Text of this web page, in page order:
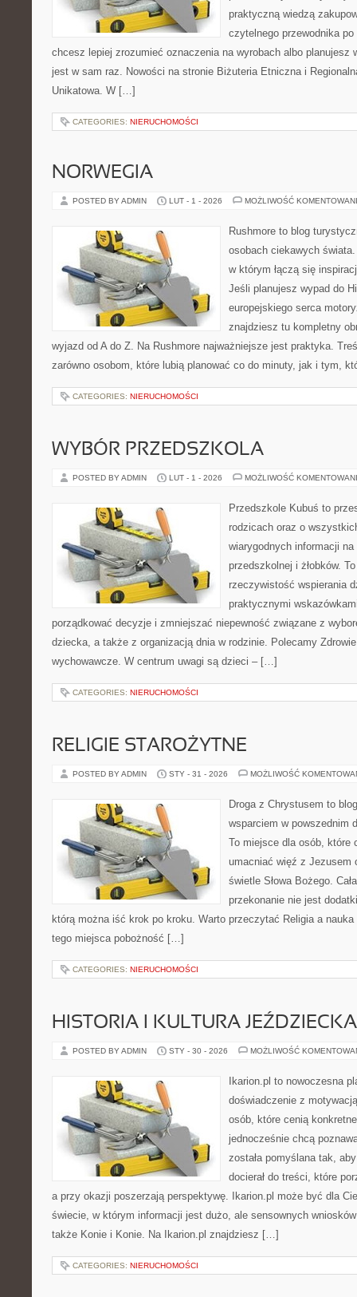
praktyczną wiedzą
czytelnego przewodnika
chcesz lepiej zrozumieć oznaczenia na wyrobach albo planujesz
jest w sam raz. Nowości na stronie Biżuteria Etniczna i
Unikatowa. W […]
CATEGORIES: NIERUCHOMOŚCI
NORWEGIA
POSTED BY ADMIN LUT - 1 - 2026 MOŻLIWOŚĆ
Rushmore to blog
osobach ciekawych
w którym łączą się
Jeśli planujesz wypad do
europejskiego serca
znajdziesz tu kompletny
wyjazd od A do Z. Na Rushmore najważniejsze jest praktyka.
zarówno osobom, które lubią planować co do minuty, jak i tym,
CATEGORIES: NIERUCHOMOŚCI
WYBÓR PRZEDSZKOLA
POSTED BY ADMIN LUT - 1 - 2026 MOŻLIWOŚĆ
Przedszkole Kubuś to
rodzicach oraz o
wiarygodnych informacji
przedszkolnej i żłobków.
rzeczywistość wspierania
praktycznymi
porządkować decyzje i zmniejszać niepewność związane z
dziecka, a także z organizacją dnia w rodzinie. Polecamy
wychowawcze. W centrum uwagi są dzieci – […]
CATEGORIES: NIERUCHOMOŚCI
RELIGIE STAROŻYTNE
POSTED BY ADMIN STY - 31 - 2026 MOŻLIWOŚĆ
Droga z Chrystusem to
wsparciem w powszednim
To miejsce dla osób, które
umacniać więź z Jezusem
świetle Słowa Bożego.
przekonanie nie jest
którą można iść krok po kroku. Warto przeczytać Religia a
tego miejsca pobożność […]
CATEGORIES: NIERUCHOMOŚCI
HISTORIA I KULTURA JEŹDZIECKA
POSTED BY ADMIN STY - 30 - 2026 MOŻLIWOŚĆ
Ikarion.pl to nowoczesna
doświadczenie z
osób, które cenią
jednocześnie chcą
została pomyślana tak,
docierał do treści, które
a przy okazji poszerzają perspektywę. Ikarion.pl może być dla
świecie, w którym informacji jest dużo, ale sensownych
także Konie i Konie. Na Ikarion.pl znajdziesz […]
CATEGORIES: NIERUCHOMOŚCI